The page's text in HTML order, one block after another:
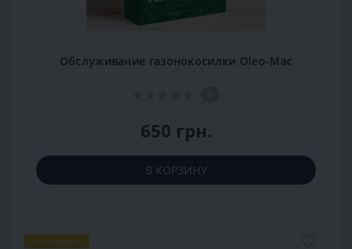
Обслуживание газонокосилки Oleo-Mac
650 грн.
В КОРЗИНУ
Популярный